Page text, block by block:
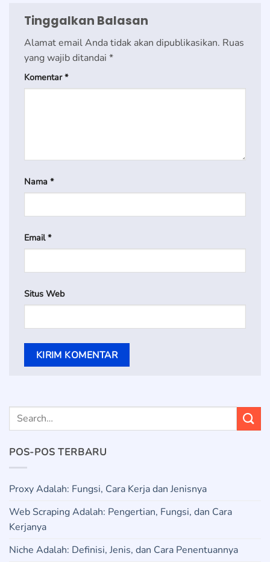
Tinggalkan Balasan
Alamat email Anda tidak akan dipublikasikan. Ruas
yang wajib ditandai *
Komentar*
Nama *
Email*
Situs Web
POS-POS TERBARU
Proxy Adalah: Fungsi, Cara Kerja dan Jenisnya
Web Scraping Adalah: Pengertian, Fungsi, dan Cara
Kerjanya
Niche Adalah: Definisi, Jenis, dan Cara Penentuannya